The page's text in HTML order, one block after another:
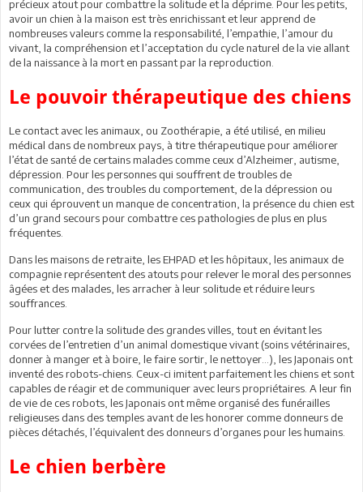
précieux atout pour combattre la solitude et la déprime. Pour les petits,
avoir un chien à la maison est très enrichissant et leur apprend de
nombreuses valeurs comme la responsabilité, l’empathie, l’amour du
vivant, la compréhension et l’acceptation du cycle naturel de la vie allant
de la naissance à la mort en passant par la reproduction.
Le pouvoir thérapeutique des chiens
Le contact avec les animaux, ou Zoothérapie, a été utilisé, en milieu
médical dans de nombreux pays, à titre thérapeutique pour améliorer
l’état de santé de certains malades comme ceux d’Alzheimer, autisme,
dépression. Pour les personnes qui souffrent de troubles de
communication, des troubles du comportement, de la dépression ou
ceux qui éprouvent un manque de concentration, la présence du chien est
d’un grand secours pour combattre ces pathologies de plus en plus
fréquentes.
Dans les maisons de retraite, les EHPAD et les hôpitaux, les animaux de
compagnie représentent des atouts pour relever le moral des personnes
âgées et des malades, les arracher à leur solitude et réduire leurs
souffrances.
Pour lutter contre la solitude des grandes villes, tout en évitant les
corvées de l’entretien d’un animal domestique vivant (soins vétérinaires,
donner à manger et à boire, le faire sortir, le nettoyer…), les Japonais ont
inventé des robots-chiens. Ceux-ci imitent parfaitement les chiens et sont
capables de réagir et de communiquer avec leurs propriétaires. A leur fin
de vie de ces robots, les Japonais ont même organisé des funérailles
religieuses dans des temples avant de les honorer comme donneurs de
pièces détachés, l’équivalent des donneurs d’organes pour les humains.
Le chien berbère